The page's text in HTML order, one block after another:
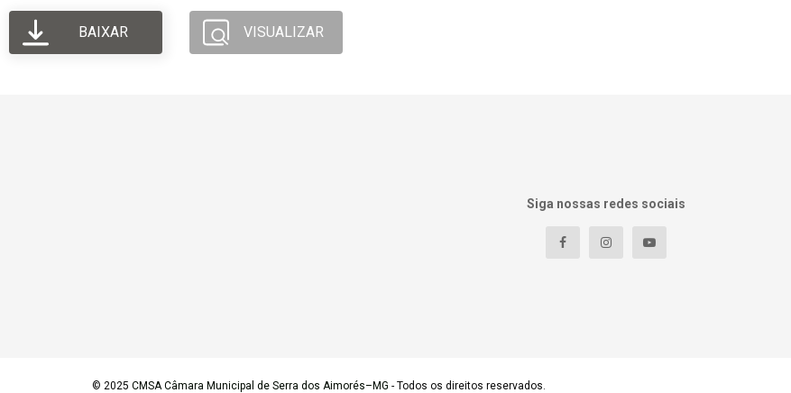
BAIXAR VISUALIZAR
Siga nossas redes sociais
© 2025 CMSA Câmara Municipal de Serra dos Aimorés–MG - Todos os direitos reservados.